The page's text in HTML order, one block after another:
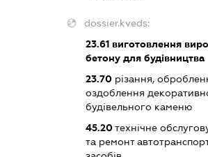
dossier.kveds:
23.61 виготовлення
бетону для будівництва
23.70 різання,
оздоблення
будівельного каменю
45.20технічне
та ремонт